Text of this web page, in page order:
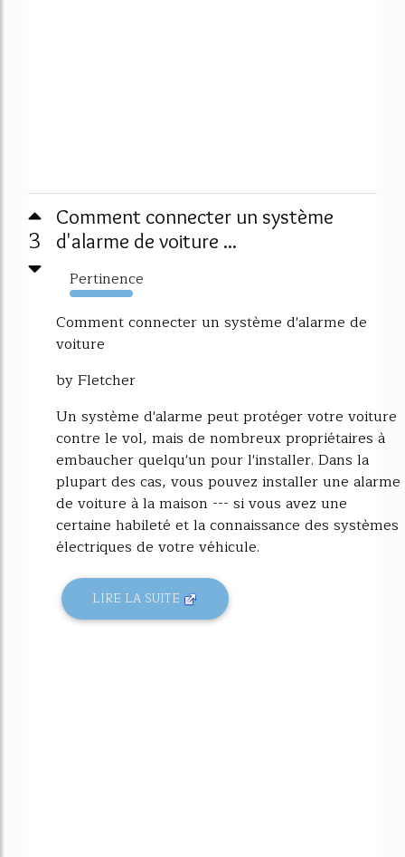
3
Comment connecter un système
d'alarme de voiture ...
Pertinence
2632%
Comment connecter un système d'alarme de
voiture
by Fletcher
Un système d'alarme peut protéger votre voiture
contre le vol, mais de nombreux propriétaires à
embaucher quelqu'un pour l'installer. Dans la
plupart des cas, vous pouvez installer une alarme
de voiture à la maison --- si vous avez une
certaine habileté et la connaissance des systèmes
électriques de votre véhicule.
LIRE LA SUITE